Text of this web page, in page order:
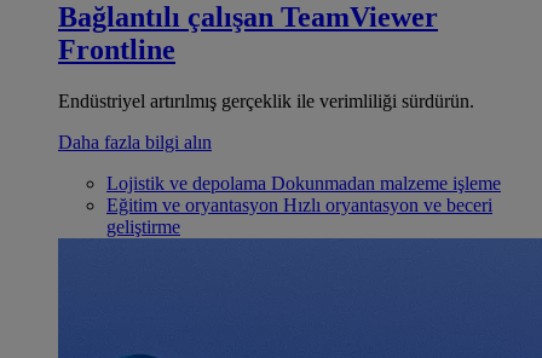
Bağlantılı çalışan TeamViewer
Frontline
Endüstriyel artırılmış gerçeklik ile verimliliği sürdürün.
Daha fazla bilgi alın
Lojistik ve depolama Dokunmadan malzeme işleme
Eğitim ve oryantasyon Hızlı oryantasyon ve beceri
geliştirme